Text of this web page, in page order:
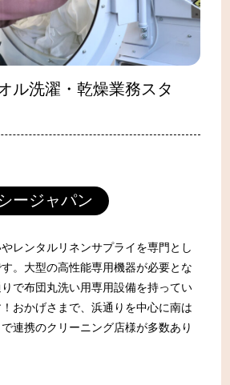
クについて
ル洗濯・乾燥業務スタ
ージャパン
レンタルリネンサプライを専門とし
。大型の高性能専用機器が必要とな
で布団丸洗い用専用設備を持ってい
おかげさまで、浜通りを中心に南は
連携のクリーニング店様が多数あり